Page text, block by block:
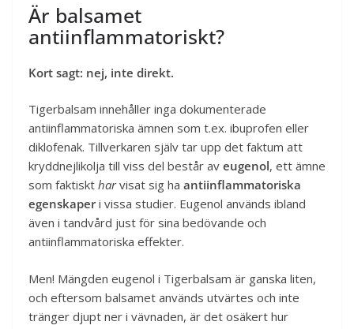
Är balsamet
antiinflammatoriskt?
Kort sagt: nej, inte direkt.
Tigerbalsam innehåller inga dokumenterade
antiinflammatoriska ämnen som t.ex. ibuprofen eller
diklofenak. Tillverkaren själv tar upp det faktum att
kryddnejlikolja till viss del består av eugenol, ett ämne
som faktiskt harvisat sig ha antiinflammatoriska
egenskaperi vissa studier. Eugenol används ibland
även i tandvård just för sina bedövande och
antiinflammatoriska effekter.
Men! Mängden eugenol i Tigerbalsam är ganska liten,
och eftersom balsamet används utvärtes och inte
tränger djupt ner i vävnaden, är det osäkert hur